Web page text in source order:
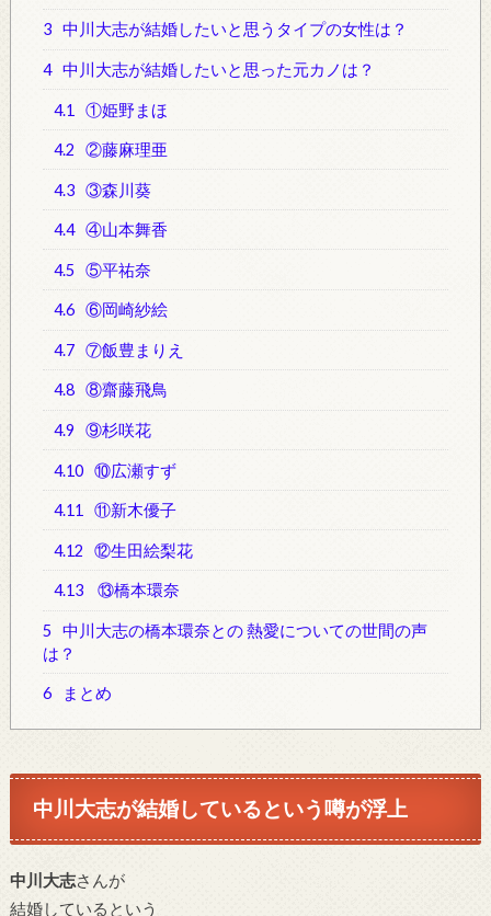
3 中川大志が結婚したいと思うタイプの女性は？
4 中川大志が結婚したいと思った元カノは？
4.1 ①姫野まほ
4.2 ②藤麻理亜
4.3 ③森川葵
4.4 ④山本舞香
4.5 ⑤平祐奈
4.6 ⑥岡崎紗絵
4.7 ⑦飯豊まりえ
4.8 ⑧齋藤飛鳥
4.9 ⑨杉咲花
4.10 ⑩広瀬すず
4.11 ⑪新木優子
4.12 ⑫生田絵梨花
4.13 ⑬橋本環奈
5 中川大志の橋本環奈との 熱愛についての世間の声
は？
6 まとめ
中川大志が結婚しているという噂が浮上
中川大志さんが
結婚しているという